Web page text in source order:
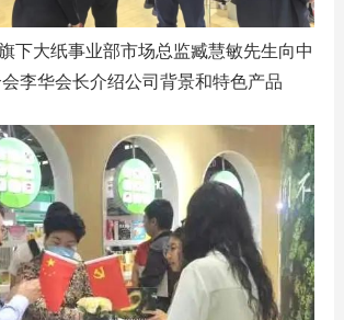
下大纸事业部市场总监臧慧敏先生向中
李华会长介绍公司背景和特色产品